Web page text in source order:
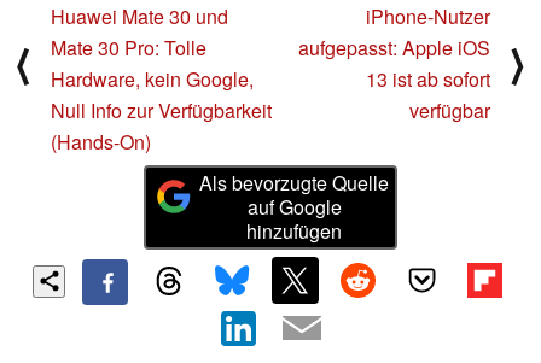
⟨
Huawei Mate 30 und
Mate 30 Pro: Tolle
Hardware, kein Google,
Null Info zur Verfügbarkeit
(Hands-On)
iPhone-Nutzer
aufgepasst: Apple iOS
13 ist ab sofort
verfügbar
⟩
Als bevorzugte Quelle
auf Google
hinzufügen